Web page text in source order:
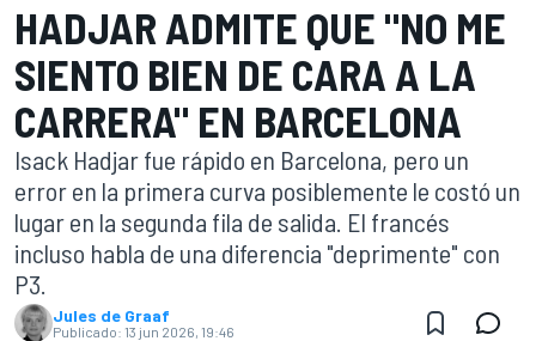
HADJAR ADMITE QUE "NO ME
SIENTO BIEN DE CARA A LA
CARRERA" EN BARCELONA
Isack Hadjar fue rápido en Barcelona, pero un
error en la primera curva posiblemente le costó un
lugar en la segunda fila de salida. El francés
incluso habla de una diferencia "deprimente" con
P3.
Jules de Graaf
Publicado: 13 jun 2026, 19:46